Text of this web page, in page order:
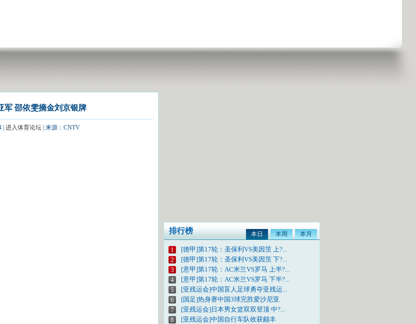
军 邵依雯摘金刘京银牌
进入体育论坛| 来源：CNTV
排行榜 本日 本周 本月
1
[德甲]第17轮：圣保利VS美因茨 上?...
2
[德甲]第17轮：圣保利VS美因茨 下?...
3
[意甲]第17轮：AC米兰VS罗马 上半?...
4
[意甲]第17轮：AC米兰VS罗马 下半?...
5
[亚残运会]中国盲人足球勇夺亚残运...
6
[国足]热身赛中国3球完胜爱沙尼亚
7
[亚残运会]日本男女篮双双登顶 中?...
8
[亚残运会]中国自行车队收获颇丰